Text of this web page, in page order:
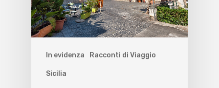
In evidenza Racconti di Viaggio
Sicilia